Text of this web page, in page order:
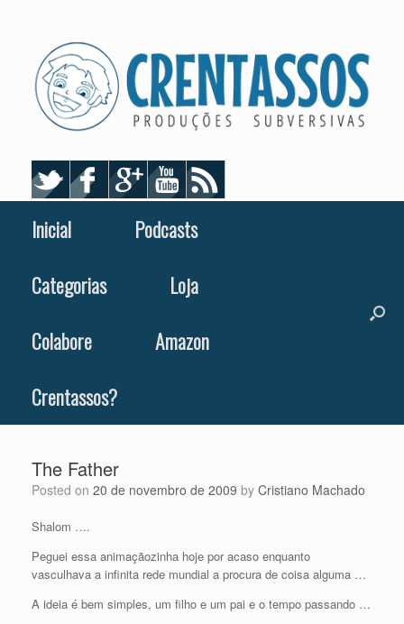
Inicial
Podcasts
Categorias
Loja
Colabore
Amazon
Crentassos?
The Father
Posted on 20 de novembro de 2009 by Cristiano Machado
Shalom ….
Peguei essa animaçãozinha hoje por acaso enquanto
vasculhava a infinita rede mundial a procura de coisa alguma …
A ideia é bem simples, um filho e um pai e o tempo passando …